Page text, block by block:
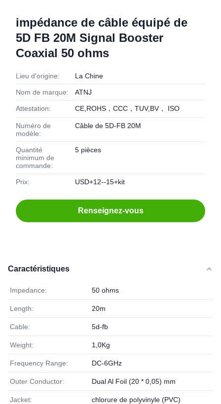
impédance de câble équipé de
5D FB 20M Signal Booster
Coaxial 50 ohms
Lieu d'origine: La Chine
Nom de marque: ATNJ
Attestation: CE,ROHS，CCC，TUV,BV， ISO
Numéro de
modèle:
Câble de 5D-FB 20M
Quantité
minimum de
commande:
5 pièces
Prix: USD+12--15+kit
Renseignez-vous
Caractéristiques
Impedance: 50 ohms
Length: 20m
Cable: 5d-fb
Weight: 1,0Kg
Frequency Range: DC-6GHz
Outer Conductor: Dual Al Foil (20 * 0,05) mm
Jacket: chlorure de polyvinyle (PVC)